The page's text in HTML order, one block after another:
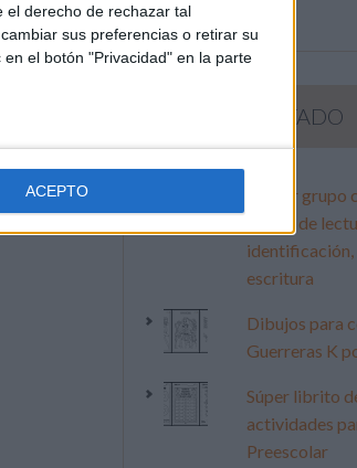
el derecho de rechazar tal
sus preferencias o retirar su
el botón "Privacidad" en la parte
ACEPTO
LO MÁS VISITADO
Primer grupo
Fichas de
escritura
Dibujos para
Guerreras K
Súper librito
actividades
Preescolar